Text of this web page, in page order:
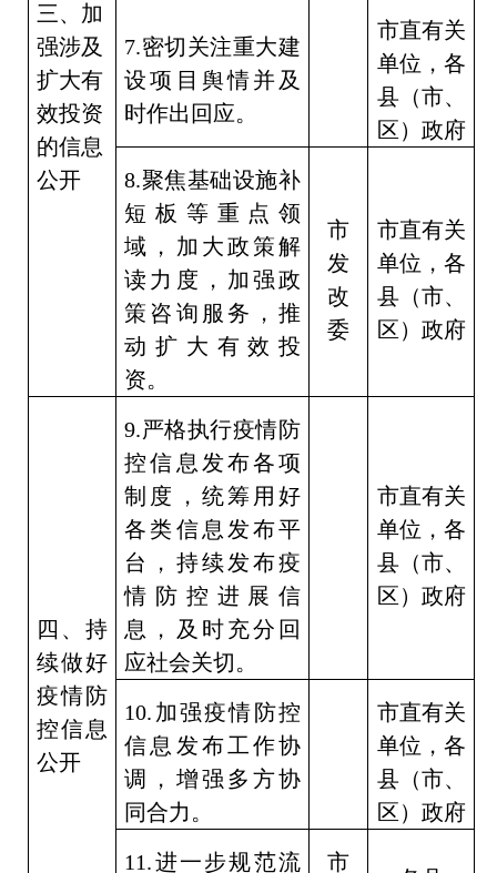
三、加
强涉及
扩大有
效投资
的信息
公开
7.密切关注重大建
设项目舆情并及
时作出回应。
市直有关
单位，各
县（市、
区）政府
8.聚焦基础设施补
短板等重点领
域，加大政策解
读力度，加强政
策咨询服务，推
动扩大有效投
资。
市
发
改
委
市直有关
单位，各
县（市、
区）政府
四、持
续做好
疫情防
控信息
公开
9.严格执行疫情防
控信息发布各项
制度，统筹用好
各类信息发布平
台，持续发布疫
情防控进展信
息，及时充分回
应社会关切。
市直有关
单位，各
县（市、
区）政府
10. 加强疫情防控
信息发布工作协
调，增强多方协
同合力。
市直有关
单位，各
县（市、
区）政府
11.进一步规范流 市